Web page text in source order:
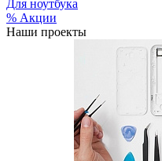
Для ноутбука
% Акции
Наши проекты